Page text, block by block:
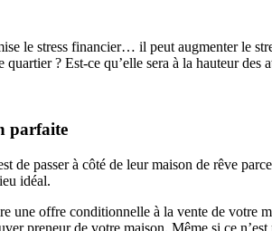
le stress financier… il peut augmenter le
quartier ? Est-ce qu’elle sera à la hauteur
parfaite
de passer à côté de leur maison de rêve
idéal.
une offre conditionnelle à la vente de votre
preneur de votre maison. Même si ce n’est